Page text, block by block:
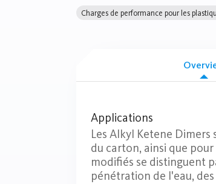
Charges de performance pour les
Applications
Les Alkyl Ketene
du carton, ainsi que
modifiés se distinguent
pénétration de l'eau,